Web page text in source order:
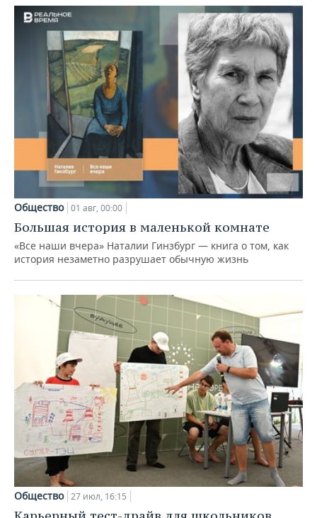
Общество 01 авг, 00:00
Большая история в маленькой комнате
«Все наши вчера» Наталии Гинзбург — книга о том, как
история незаметно разрушает обычную жизнь
Общество 27 июл, 16:15